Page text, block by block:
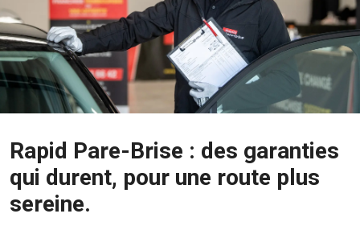
Rapid Pare-Brise : des garanties
qui durent, pour une route plus
sereine.